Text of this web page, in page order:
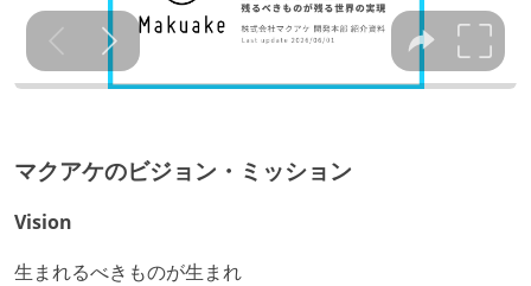
マクアケのビジョン・ミッション
Vision
生まれるべきものが生まれ